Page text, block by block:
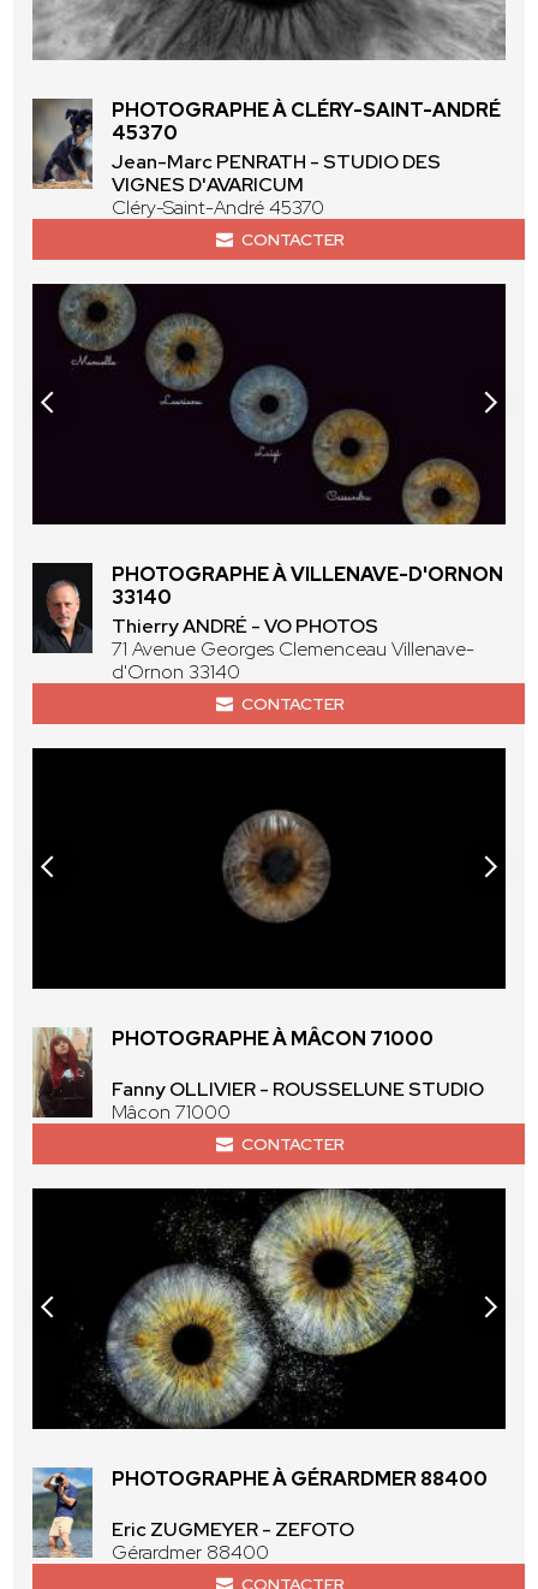
PHOTOGRAPHE À CLÉRY-SAINT-ANDRÉ
45370
Jean-Marc PENRATH - STUDIO DES
VIGNES D'AVARICUM
Cléry-Saint-André 45370
CONTACTER
PHOTOGRAPHE À VILLENAVE-D'ORNON
33140
Thierry ANDRÉ - VO PHOTOS
71 Avenue Georges Clemenceau Villenave-
d'Ornon 33140
CONTACTER
PHOTOGRAPHE À MÂCON 71000
Fanny OLLIVIER - ROUSSELUNE STUDIO
Mâcon 71000
CONTACTER
PHOTOGRAPHE À GÉRARDMER 88400
Eric ZUGMEYER - ZEFOTO
Gérardmer 88400
CONTACTER